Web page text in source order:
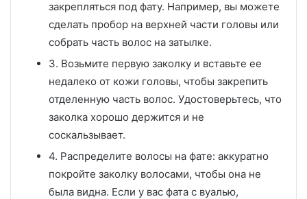
закрепляться под фату. Например, вы можете
сделать пробор на верхней части головы или
собрать часть волос на затылке.
3. Возьмите первую заколку и вставьте ее
недалеко от кожи головы, чтобы закрепить
отделенную часть волос. Удостоверьтесь, что
заколка хорошо держится и не
соскальзывает.
4. Распределите волосы на фате: аккуратно
покройте заколку волосами, чтобы она не
была видна. Если у вас фата с вуалью,